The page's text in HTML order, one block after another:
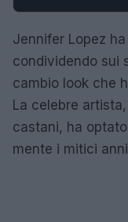
Jennifer Lopez
condividendo sui
cambio look che
La celebre
castani, ha
mente i mitici anni